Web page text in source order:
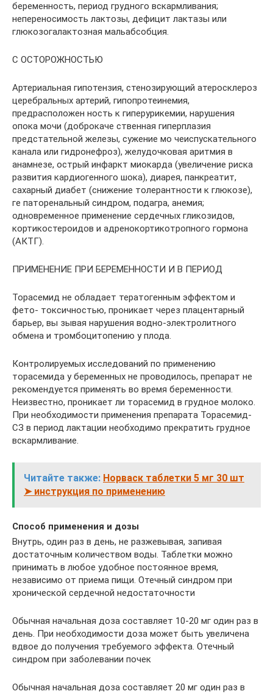
беременность, период грудного вскармливания;
непереносимость лактозы, дефицит лактазы или
глюкозогалактозная мальабсобция.
С ОСТОРОЖНОСТЬЮ
Артериальная гипотензия, стенозирующий атеросклероз
церебральных артерий, гипопротеинемия,
предрасположен­ ность к гиперурикемии, нарушения
опока мочи (доброкаче­ ственная гиперплазия
предстательной железы, сужение мо­ чеиспускательного
канала или гидронефроз), желудочковая аритмия в
анамнезе, острый инфаркт миокарда (увеличение риска
развития кардиогенного шока), диарея, панкреатит,
сахарный диабет (снижение толерантности к глюкозе),
ге­ паторенальный синдром, подагра, анемия;
одновременное применение сердечных гликозидов,
кортикостероидов и адренокортикотропного гормона
(АКТГ).
ПРИМЕНЕНИЕ ПРИ БЕРЕМЕННОСТИ И В ПЕРИОД
Торасемид не обладает тератогенным эффектом и
фето- токсичностью, проникает через плацентарный
барьер, вы­ зывая нарушения водно-электролитного
обмена и тромбоцитопению у плода.
Контролируемых исследований по применению
торасемида у беременных не проводилось, препарат не
рекомендуется применять во время беременности.
Неизвестно, проникает ли торасемид в грудное молоко.
При необходимости применения препарата Торасемид-
СЗ в период лактации необходимо прекратить грудное
вскарм­ливание.
Читайте также: Норваск таблетки 5 мг 30 шт
➤ инструкция по применению
Способ применения и дозы
Внутрь, один раз в день, не разжевывая, запивая
достаточ­ным количеством воды. Таблетки можно
принимать в любое удобное постоянное время,
независимо от приема пищи. Отечный синдром при
хронической сердечной недоста­точности
Обычная начальная доза составляет 10-20 мг один раз в
день. При необходимости доза может быть увеличена
вдвое до получения требуемого эффекта. Отечный
синдром при заболевании почек
Обычная начальная доза составляет 20 мг один раз в